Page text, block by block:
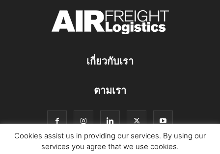
เกี่ยวกับเรา
ตามเรา
Cookies assist us in providing our services. By using our
services you agree that we use cookies.